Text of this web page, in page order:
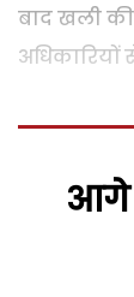
बाद खली
आगे